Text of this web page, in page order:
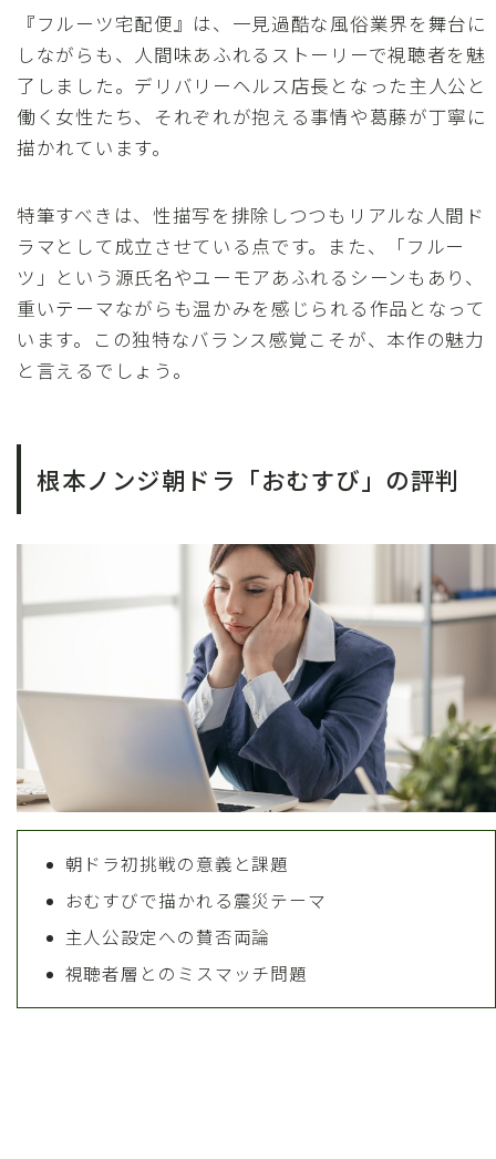
『フルーツ宅配便』は、一見過酷な風俗業界を舞台に
しながらも、人間味あふれるストーリーで視聴者を魅
了しました。デリバリーヘルス店長となった主人公と
働く女性たち、それぞれが抱える事情や葛藤が丁寧に
描かれています。
特筆すべきは、性描写を排除しつつもリアルな人間ド
ラマとして成立させている点です。また、「フルー
ツ」という源氏名やユーモアあふれるシーンもあり、
重いテーマながらも温かみを感じられる作品となって
います。この独特なバランス感覚こそが、本作の魅力
と言えるでしょう。
根本ノンジ朝ドラ「おむすび」の評判
朝ドラ初挑戦の意義と課題
おむすびで描かれる震災テーマ
主人公設定への賛否両論
視聴者層とのミスマッチ問題